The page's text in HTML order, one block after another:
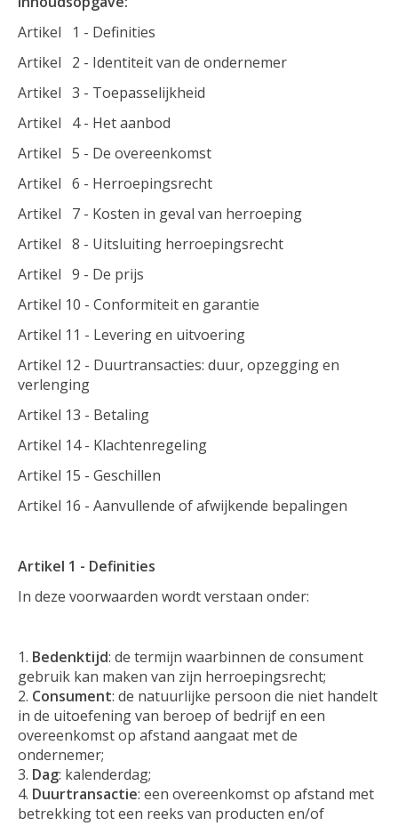
Artikel 1 - Definities
Artikel 2 - Identiteit van de ondernemer
Artikel 3 - Toepasselijkheid
Artikel 4 - Het aanbod
Artikel 5 - De overeenkomst
Artikel 6 - Herroepingsrecht
Artikel 7 - Kosten in geval van herroeping
Artikel 8 - Uitsluiting herroepingsrecht
Artikel 9 - De prijs
Artikel 10 - Conformiteit en garantie
Artikel 11 - Levering en uitvoering
Artikel 12 - Duurtransacties: duur, opzegging en
verlenging
Artikel 13 - Betaling
Artikel 14 - Klachtenregeling
Artikel 15 - Geschillen
Artikel 16 - Aanvullende of afwijkende bepalingen
Artikel 1 - Definities
In deze voorwaarden wordt verstaan onder:
Bedenktijd: de termijn waarbinnen de consument
gebruik kan maken van zijn herroepingsrecht;
Consument: de natuurlijke persoon die niet handelt
in de uitoefening van beroep of bedrijf en een
overeenkomst op afstand aangaat met de
ondernemer;
Dag: kalenderdag;
Duurtransactie: een overeenkomst op afstand met
betrekking tot een reeks van producten en/of